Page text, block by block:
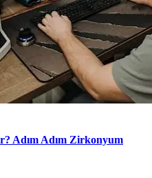
Adım Adım Zirkonyum